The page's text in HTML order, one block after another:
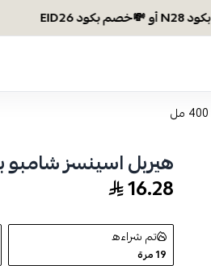
هيربل اسينسز شامبو
16.28
تم شراءه
19مرة